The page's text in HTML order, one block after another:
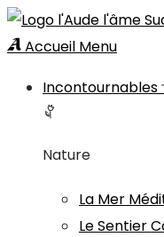
Accueil Menu
Incontournables
Nature
La Mer
Le Sentier